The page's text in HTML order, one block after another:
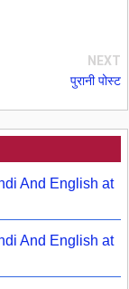
NEXT
पुरानी पोस्ट
And English at
And English at